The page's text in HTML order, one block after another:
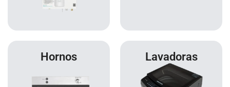
Hornos Lavadoras